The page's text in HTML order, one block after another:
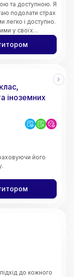
та доступною. Я
подолати страх
легко і доступно.
у своїх
не просто
іноземних
його
до кожного